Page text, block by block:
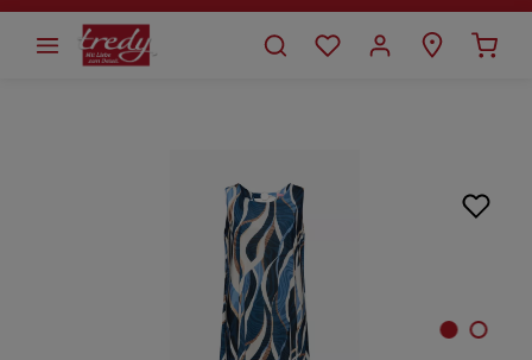
springen